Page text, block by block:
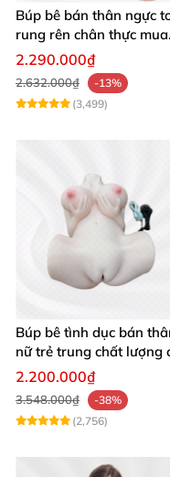
Búp bê bán thân ngực
rung rên chân thực mua
ngay
2.290.000₫
2.632.000₫
-13%
(3,499)
Búp bê tình dục bán
nữ trẻ trung chất lượng
chơi
2.200.000₫
3.548.000₫
-38%
(2,756)